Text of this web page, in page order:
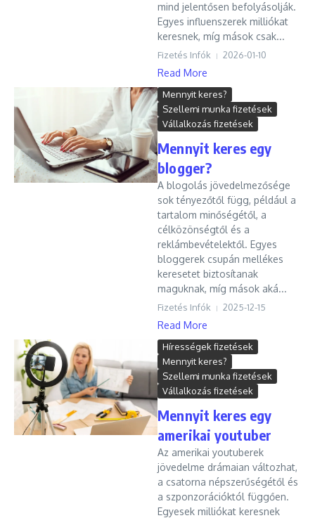
mind jelentősen befolyásolják.
Egyes influenszerek milliókat
keresnek, míg mások csak...
Fizetés Infók 2026-01-10
Read More
Mennyit keres?
Szellemi munka fizetések
Vállalkozás fizetések
Mennyit keres egy
blogger?
A blogolás jövedelmezősége
sok tényezőtől függ, például a
tartalom minőségétől, a
célközönségtől és a
reklámbevételektől. Egyes
bloggerek csupán mellékes
keresetet biztosítanak
maguknak, míg mások aká...
Fizetés Infók 2025-12-15
Read More
Hírességek fizetések
Mennyit keres?
Szellemi munka fizetések
Vállalkozás fizetések
Mennyit keres egy
amerikai youtuber
Az amerikai youtuberek
jövedelme drámaian változhat,
a csatorna népszerűségétől és
a szponzorációktól függően.
Egyesek milliókat keresnek